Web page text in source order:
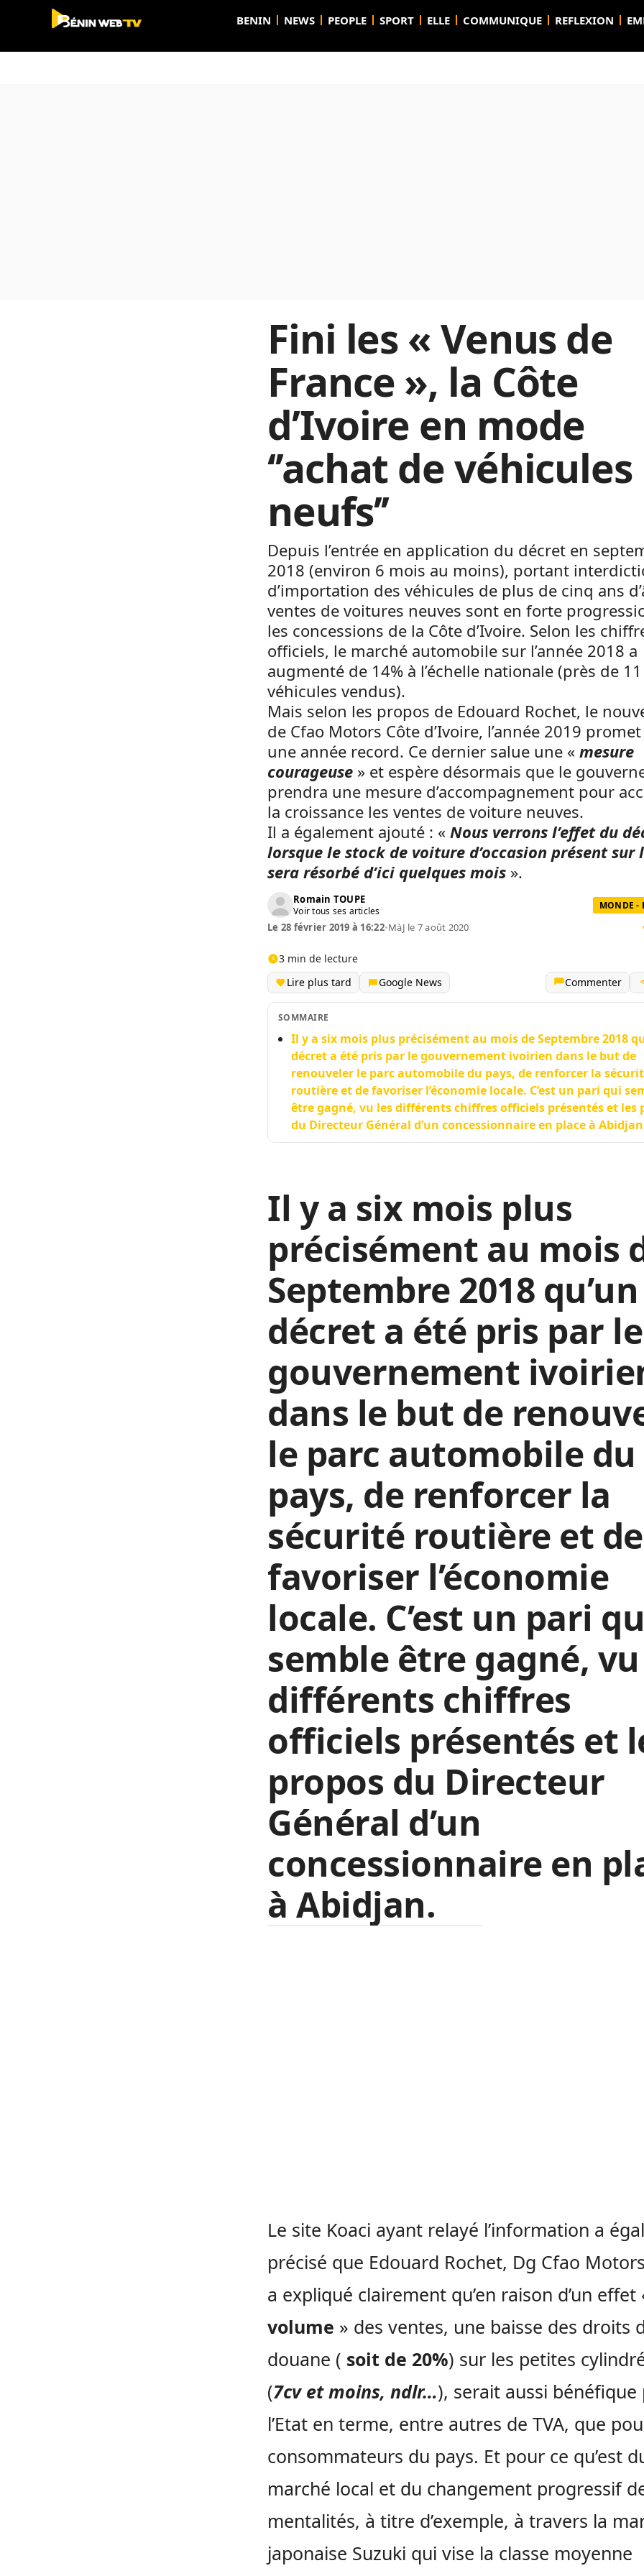
BENIN NEWS PEOPLE SPORT ELLE COMMUNIQUE REFLEXION
Fini les « Venus de
France », la Côte
d’Ivoire en mode
‘’achat de véhicules
neufs’’
Depuis l’entrée en application du décret en
2018 (environ 6 mois au moins), portant
d’importation des véhicules de plus de cinq ans
ventes de voitures neuves sont en forte
les concessions de la Côte d’Ivoire. Selon les
officiels, le marché automobile sur l’année 2018 a
augmenté de 14% à l’échelle nationale (près de
véhicules vendus).
Mais selon les propos de Edouard Rochet, le
de Cfao Motors Côte d’Ivoire, l’année 2019 promet
une année record. Ce dernier salue une « mesure
courageuse » et espère désormais que le
prendra une mesure d’accompagnement pour
la croissance les ventes de voiture neuves.
Il a également ajouté : « Nous verrons l’effet du
lorsque le stock de voiture d’occasion présent sur
sera résorbé d’ici quelques mois ».
Romain TOUPE
Voir tous ses articles MONDE -
Le 28 février 2019 à 16:22•MàJ le 7 août 2020
3 min de lecture
Lire plus tard
Google News Commenter
SOMMAIRE
Il y a six mois plus précisément au mois de Septembre 2018
décret a été pris par le gouvernement ivoirien dans le but de
renouveler le parc automobile du pays, de renforcer la
routière et de favoriser l’économie locale. C’est un pari qui
être gagné, vu les différents chiffres officiels présentés et les
du Directeur Général d’un concessionnaire en place à
Il y a six mois plus
précisément au mois
Septembre 2018 qu’un
décret a été pris par le
gouvernement
dans le but de
le parc automobile du
pays, de renforcer la
sécurité routière et de
favoriser l’économie
locale. C’est un pari
semble être gagné,
différents chiffres
officiels présentés et
propos du Directeur
Général d’un
concessionnaire en
à Abidjan.
Le site Koaci ayant relayé l’information a
précisé que Edouard Rochet, Dg Cfao
a expliqué clairement qu’en raison d’un effet
volume » des ventes, une baisse des droits
douane ( soit de 20%) sur les petites
(7cv et moins, ndlr…), serait aussi bénéfique
l’Etat en terme, entre autres de TVA, que
consommateurs du pays. Et pour ce qu’est
marché local et du changement progressif
mentalités, à titre d’exemple, à travers la
japonaise Suzuki qui vise la classe moyenne